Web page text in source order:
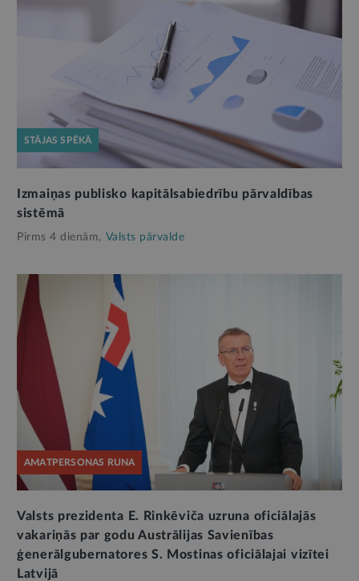
STĀJAS SPĒKĀ
Izmaiņas publisko kapitālsabiedrību pārvaldības
sistēmā
Pirms 4 dienām, Valsts pārvalde
AMATPERSONAS RUNA
Valsts prezidenta E. Rinkēviča uzruna oficiālajās
vakariņās par godu Austrālijas Savienības
ģenerālgubernatores S. Mostinas oficiālajai vizītei
Latvijā